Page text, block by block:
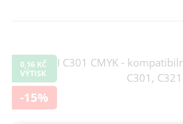
0,16 KČ
VÝTISK
-15%